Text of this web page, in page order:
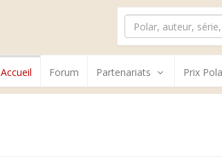
Accueil Forum Partenariats Prix